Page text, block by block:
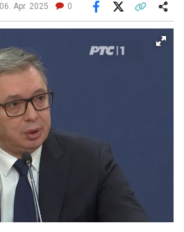
06. Apr. 2025 0
Facebook